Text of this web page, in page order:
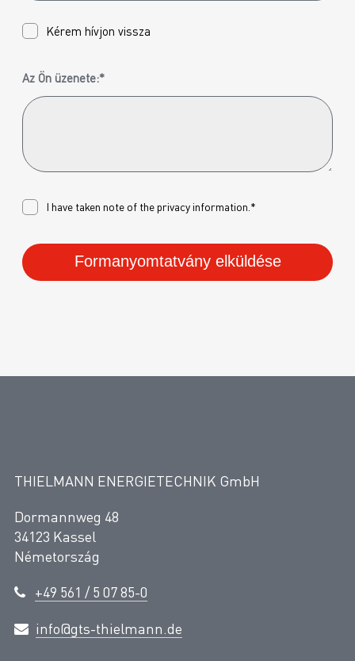
Kérem hívjon vissza
Az Ön üzenete:*
I have taken note of theprivacyinformation.*
Formanyomtatvány elküldése
THIELMANN ENERGIETECHNIK GmbH
Dormannweg 48
34123 Kassel
Németország
+49 561 / 5 07 85-0
info@gts-thielmann.de